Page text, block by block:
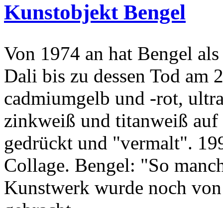
Kunstobjekt Bengel
Von 1974 an hat Bengel
Dali bis zu dessen Tod am
cadmiumgelb und -rot,
zinkweiß und titanweiß
gedrückt und "vermalt".
Collage. Bengel: "So
Kunstwerk wurde noch